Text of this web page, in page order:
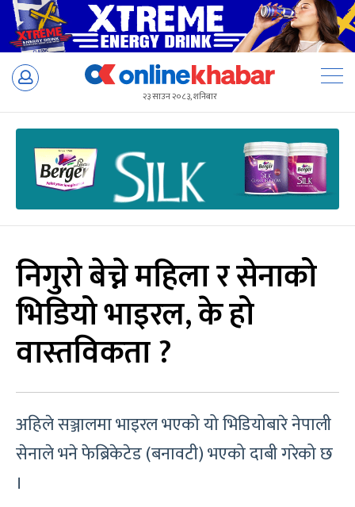
Skip
२३ साउन २०८३, शनिबार
निगुरो बेच्ने महिला र सेनाको
भिडियो भाइरल, के हो
वास्तविकता ?
अहिले सञ्जालमा भाइरल भएको यो भिडियोबारे नेपाली
सेनाले भने फेब्रिकेटेड (बनावटी) भएको दाबी गरेको छ
।